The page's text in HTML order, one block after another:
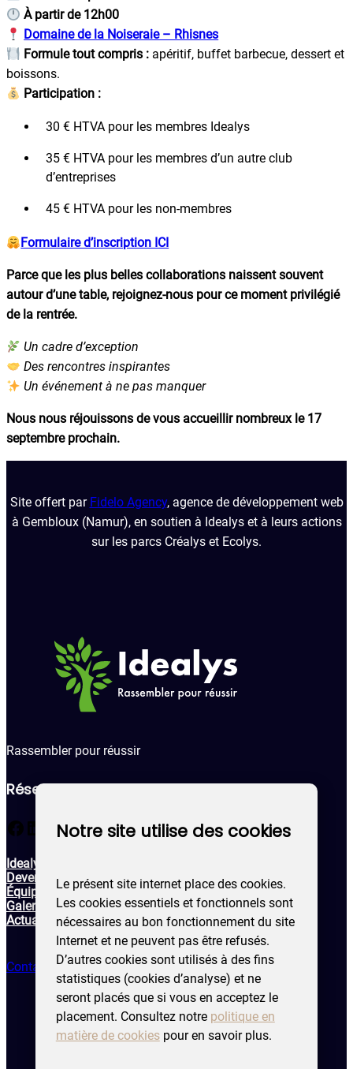
À partir de 12h00
Domaine de la Noiseraie – Rhisnes
Formule tout compris : apéritif, buffet barbecue, dessert et
boissons.
Participation :
30 € HTVA pour les membres Idealys
35 € HTVA pour les membres d’un autre club
d’entreprises
45 € HTVA pour les non-membres
Formulaire d’inscription ICI
Parce que les plus belles collaborations naissent souvent
autour d’une table, rejoignez-nous pour ce moment privilégié
de la rentrée.
Un cadre d’exception
Des rencontres inspirantes
Un événement à ne pas manquer
Nous nous réjouissons de vous accueillir nombreux le 17
septembre prochain.
Site offert par Fidelo Agency, agence de développement web
à Gembloux (Namur), en soutien à Idealys et à leurs actions
sur les parcs Créalys et Ecolys.
Rassembler pour réussir
Réseaux sociaux
Facebook LinkedIn
Idealys
Devenir membre
Équipe
Galerie
Actualités & évènements
Contactez-nous !
Notre site utilise des cookies
Le présent site internet place des cookies.
Les cookies essentiels et fonctionnels sont
nécessaires au bon fonctionnement du site
Internet et ne peuvent pas être refusés.
D’autres cookies sont utilisés à des fins
statistiques (cookies d’analyse) et ne
seront placés que si vous en acceptez le
placement. Consultez notre politique en
matière de cookiespour en savoir plus.